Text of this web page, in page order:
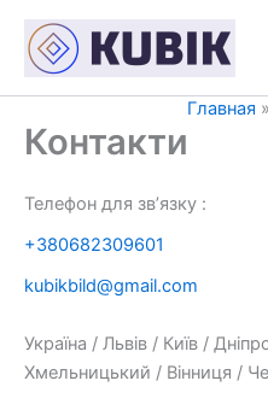
содержимому
Главная
Контакти
Телефон для зв’язку :
+380682309601
kubikbild@gmail.com
Україна / Львів / Київ /
Хмельницький / Вінниця /